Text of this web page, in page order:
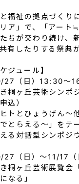
福祉の拠点づくり
ア」で、「アート
ちが交わり続け、
有したりする祭典
ケジュール】
27（日）13:30～
き桐ヶ丘芸術シンポ
込）
トとひょうげん～
とらえる～」をテ
る対話型シンポジ
27（日）～11/17（
き桐ヶ丘芸術展覧会
なる」